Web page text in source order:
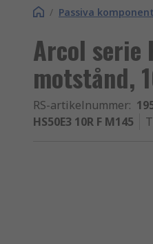
/ Passiva
Arcol serie
motstånd,
RS-artikelnummer:
HS50E3 10R F M145